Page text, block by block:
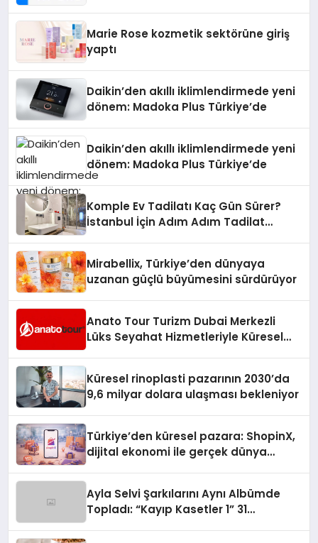
Marie Rose kozmetik sektörüne giriş
yaptı
Daikin’den akıllı iklimlendirmede yeni
dönem: Madoka Plus Türkiye’de
Daikin’den akıllı iklimlendirmede yeni
dönem: Madoka Plus Türkiye’de
Komple Ev Tadilatı Kaç Gün Sürer?
İstanbul İçin Adım Adım Tadilat
Mirabellix, Türkiye’den dünyaya
uzanan güçlü büyümesini sürdürüyor
Anato Tour Turizm Dubai Merkezli
Lüks Seyahat Hizmetleriyle Küresel
Küresel rinoplasti pazarının 2030’da
9,6 milyar dolara ulaşması bekleniyor
Türkiye’den küresel pazara: ShopinX,
dijital ekonomi ile gerçek dünya
Ayla Selvi Şarkılarını Aynı Albümde
Topladı: “Kayıp Kasetler 1” 31